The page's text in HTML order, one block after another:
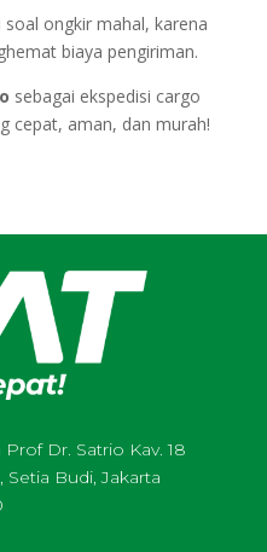
soal ongkir mahal, karena
biaya pengiriman.
sebagai ekspedisi cargo
cepat, aman, dan murah!
Dr. Satrio Kav. 18
Budi, Jakarta